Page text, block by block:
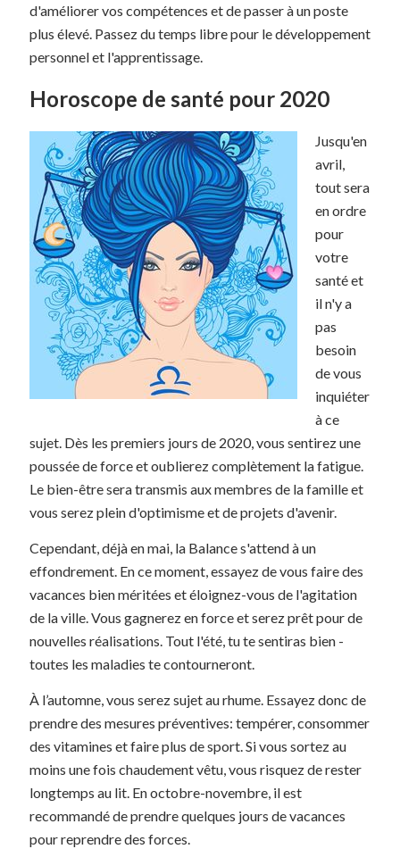
d'améliorer vos compétences et de passer à un poste
plus élevé. Passez du temps libre pour le développement
personnel et l'apprentissage.
Horoscope de santé pour 2020
Jusqu'en
avril,
tout sera
en ordre
pour
votre
santé et
il n'y a
pas
besoin
de vous
inquiéter
à ce
sujet. Dès les premiers jours de 2020, vous sentirez une
poussée de force et oublierez complètement la fatigue.
Le bien-être sera transmis aux membres de la famille et
vous serez plein d'optimisme et de projets d'avenir.
Cependant, déjà en mai, la Balance s'attend à un
effondrement. En ce moment, essayez de vous faire des
vacances bien méritées et éloignez-vous de l'agitation
de la ville. Vous gagnerez en force et serez prêt pour de
nouvelles réalisations. Tout l'été, tu te sentiras bien -
toutes les maladies te contourneront.
À l’automne, vous serez sujet au rhume. Essayez donc de
prendre des mesures préventives: tempérer, consommer
des vitamines et faire plus de sport. Si vous sortez au
moins une fois chaudement vêtu, vous risquez de rester
longtemps au lit. En octobre-novembre, il est
recommandé de prendre quelques jours de vacances
pour reprendre des forces.